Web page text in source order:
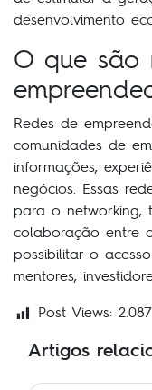
desenvolvimento
O que são
Redes de
comunidades de
informações,
negócios. Essas
para o networking,
colaboração entre
possibilitar o
mentores,
Post Views: 2.087
Artigos